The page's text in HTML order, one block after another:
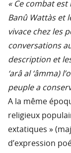
« Ce combat
Banû Wattàs et
vivace chez les
conversations
description et
‘arâ al ‘âmma)
peuple a
A la même
religieux
extatiques »
d’expression